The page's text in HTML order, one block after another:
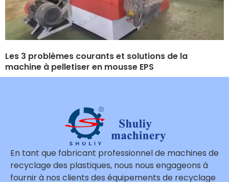
Les 3 problèmes courants et solutions de la
machine à pelletiser en mousse EPS
En tant que fabricant professionnel de machines de
recyclage des plastiques, nous nous engageons à
fournir à nos clients des équipements de recyclage